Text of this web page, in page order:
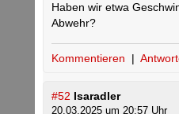
Haben wir etwa
Abwehr?
Kommentieren |
#52 Isaradler
20.03.2025 um 20:57 Uhr